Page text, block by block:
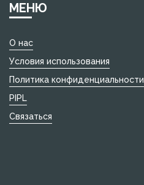
МЕНЮ
О нас
Условия использования
Политика конфиденциальности
PIPL
Связаться